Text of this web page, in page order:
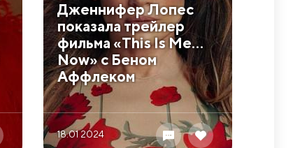
Дженнифер Лопес
показала трейлер
фильма «This Is Me…
Now» с Беном
Аффлеком
18.01 2024